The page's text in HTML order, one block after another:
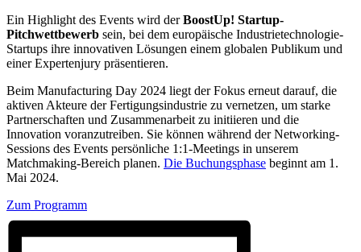
Ein Highlight des Events wird derBoostUp! Startup-
Pitchwettbewerb sein, bei dem europäische Industrietechnologie-
Startups ihre innovativen Lösungen einem globalen Publikum und
einer Expertenjury präsentieren.
Beim Manufacturing Day 2024 liegt der Fokus erneut darauf, die
aktiven Akteure der Fertigungsindustrie zu vernetzen, um starke
Partnerschaften und Zusammenarbeit zu initiieren und die
Innovation voranzutreiben. Sie können während der Networking-
Sessions des Events persönliche 1:1-Meetings in unserem
Matchmaking-Bereich planen. Die Buchungsphase beginnt am 1.
Mai 2024.
Zum Programm